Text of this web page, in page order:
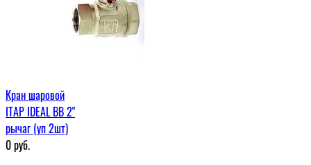
Кран шаровой
ITAP IDEAL ВВ 2"
рычаг (уп 2шт)
0руб.